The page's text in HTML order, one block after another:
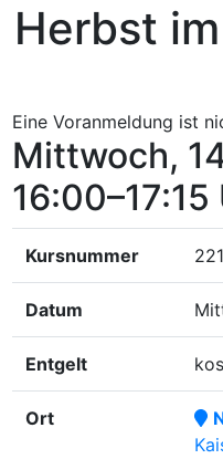
Herbst
Eine Voranmeldung ist
Mittwoch,
16:00–17:15
Kursnummer
Datum
Entgelt
Ort